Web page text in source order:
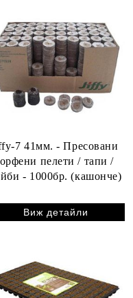
7 41мм. - Пресовани
пелети / тапи /
- 1000бр. (кашонче)
Виж детайли